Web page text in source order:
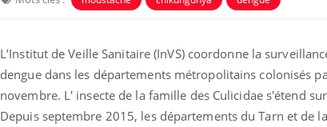
L’Institut de Veille Sanitaire (InVS) coordonne la
dengue dans les départements métropolitains colonisés
novembre. L' insecte de la famille des Culicidae s'étend
Depuis septembre 2015, les départements du Tarn et de